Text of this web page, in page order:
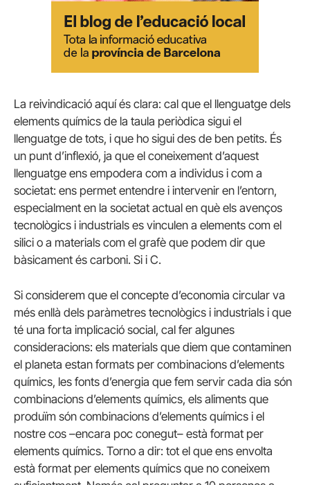
La reivindicació aquí és clara: cal que el llenguatge dels
elements químics de la taula periòdica sigui el
llenguatge de tots, i que ho sigui des de ben petits. És
un punt d’inflexió, ja que el coneixement d’aquest
llenguatge ens empodera com a individus i com a
societat: ens permet entendre i intervenir en l’entorn,
especialment en la societat actual en què els avenços
tecnològics i industrials es vinculen a elements com el
silici o a materials com el grafè que podem dir que
bàsicament és carboni. Si i C.
Si considerem que el concepte d’economia circular va
més enllà dels paràmetres tecnològics i industrials i que
té una forta implicació social, cal fer algunes
consideracions: els materials que diem que contaminen
el planeta estan formats per combinacions d’elements
químics, les fonts d’energia que fem servir cada dia són
combinacions d’elements químics, els aliments que
produïm són combinacions d’elements químics i el
nostre cos –encara poc conegut– està format per
elements químics. Torno a dir: tot el que ens envolta
està format per elements químics que no coneixem